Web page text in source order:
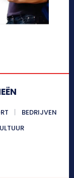
BEDRIJVEN